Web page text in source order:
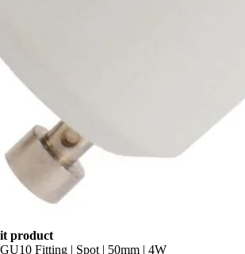
product
Fitting | Spot | 50mm | 4W